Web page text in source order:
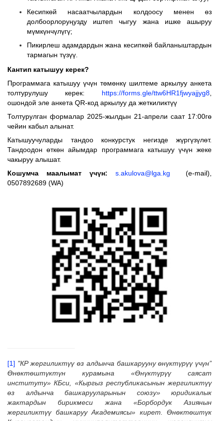
Кесипкөй насаатчылардын колдоосу менен өз
долбоорлоруңузду иштеп чыгуу жана ишке ашыруу
мүмкүнчүлүгү;
Пикирлеш адамдардын жана кесипкөй байланыштардын
тармагын түзүү.
Кантип катышуу керек?
Программага катышуу үчүн төмөнкү шилтеме аркылуу анкета
толтурулушу керек: https://forms.gle/ttw6HR1fjwyajjyg8
ошондой эле анкета QR-код аркылуу да жеткиликтүү
Толтурулган формалар 2025-жылдын 21-апрели саат 17:00гө
чейин кабыл алынат.
Катышуучуларды тандоо конкурстук негизде жүргүзүлөт.
Тандоодон өткөн айымдар программага катышуу үчүн жеке
чакыруу алышат.
Кошумча маалымат үчүн:
s.akulova@lga.kg (e-mail),
0507892689 (WA)
[1] "КР жергиликтүү өз алдынча башкарууну өнүктүрүү үчүн”
Өнөктөштүктүн курамына «Өнүктүрүү саясат
институту» КБси, «Кыргыз республикасынын жергиликтүү
өз алдынча башкарууларынын союзу» юридикалык
жактардын бирикмеси жана «Борбордук Азиянын
жергиликтүү башкаруу Академиясы» кирет. Өнөктөштүк